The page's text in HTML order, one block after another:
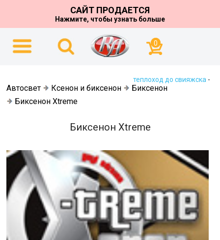
САЙТ ПРОДАЕТСЯ
Нажмите, чтобы узнать больше
0
Автосвет Ксенон и биксенон
Биксенон
Биксенон Xtreme
Биксенон Xtreme
теплоход до свияжска -